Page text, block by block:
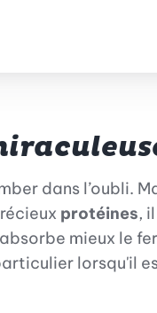
à la liste de souhaits.
dans l’oubli.
protéines,
mieux le
lorsqu'il